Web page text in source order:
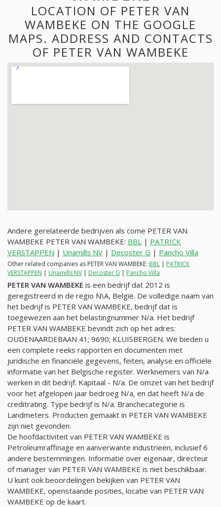
LOCATION OF PETER VAN
WAMBEKE ON THE GOOGLE
MAPS. ADDRESS AND CONTACTS
OF PETER VAN WAMBEKE
Andere gerelateerde bedrijven als come PETER VAN
WAMBEKE PETER VAN WAMBEKE: BBL | PATRICK
VERSTAPPEN | Unamills NV | Decoster G | Pancho Villa
Other related companies as PETER VAN WAMBEKE: BBL | PATRICK
VERSTAPPEN | Unamills NV | Decoster G | Pancho Villa
PETER VAN WAMBEKE is een bedrijf dat 2012 is
geregistreerd in de regio N\A, België. De volledige naam van
het bedrijf is PETER VAN WAMBEKE, bedrijf dat is
toegewezen aan het belastingnummer N/a. Het bedrijf
PETER VAN WAMBEKE bevindt zich op het adres:
OUDENAARDEBAAN 41; 9690; KLUISBERGEN. We bieden u
een complete reeks rapporten en documenten met
juridische en financiële gegevens, feiten, analyse en officiële
informatie van het Belgische register. Werknemers van N/a
werken in dit bedrijf. Kapitaal - N/a. De omzet van het bedrijf
voor het afgelopen jaar bedroeg N/a, en dat heeft N/a de
creditrating. Type bedrijf is N/a. Branchecategorie is
Landmeters. Producten gemaakt in PETER VAN WAMBEKE
zijn niet gevonden.
De hoofdactiviteit van PETER VAN WAMBEKE is
Petroleumraffinage en aanverwante industrieën, inclusief 6
andere bestemmingen. Informatie over eigenaar, directeur
of manager van PETER VAN WAMBEKE is niet beschikbaar.
U kunt ook beoordelingen bekijken van PETER VAN
WAMBEKE, openstaande posities, locatie van PETER VAN
WAMBEKE op de kaart.